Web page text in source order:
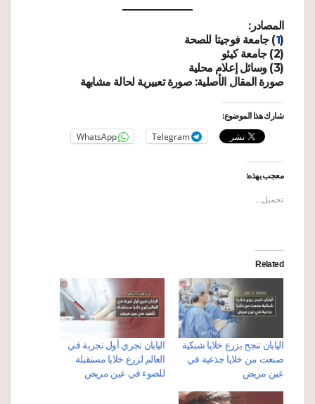
المصادر:
(
1) جامعة فوجيتا للصحة
(2) جامعة كيئو
(3) وسائل إعلام محلية
صورة المقال الأصلية: صورة تعبيرية لحالة مشابهة
شارك هذا الموضوع:
Telegram
WhatsApp
معجب بهذه:
تحميل...
Related
اليابان تنجح بزرع خلايا شبكية
صنعت من خلايا جذعية في
عين مريض
اليابان تجري أول تجربة في
العالم لزرع خلايا مستقبلة
للضوء في عين مريض